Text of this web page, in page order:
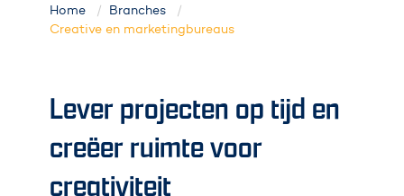
Home
Branches
Creative en marketingbureaus
Lever projecten op tijd en
creëer ruimte voor
creativiteit